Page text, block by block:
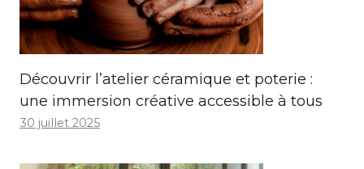
Découvrir l’atelier céramique et poterie :
une immersion créative accessible à tous
30 juillet 2025